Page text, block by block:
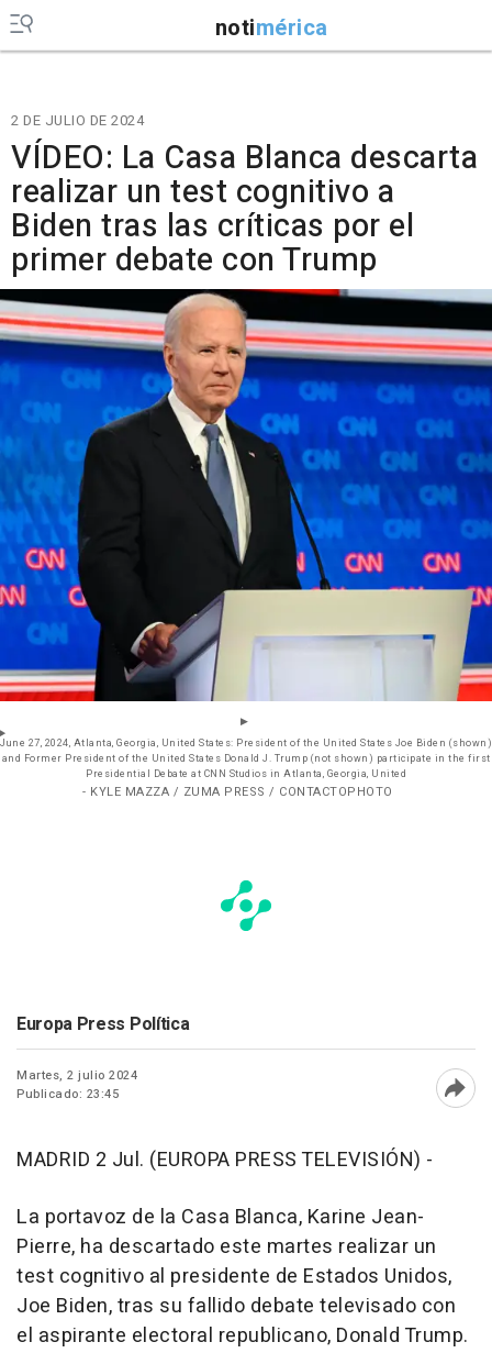
notimérica
2 DE JULIO DE 2024
VÍDEO: La Casa Blanca descarta
realizar un test cognitivo a
Biden tras las críticas por el
primer debate con Trump
June 27, 2024, Atlanta, Georgia, United States: President of the United States Joe Biden (shown)
and Former President of the United States Donald J. Trump (not shown) participate in the first
Presidential Debate at CNN Studios in Atlanta, Georgia, United
- KYLE MAZZA / ZUMA PRESS / CONTACTOPHOTO
Europa Press Política
Martes, 2 julio 2024
Publicado: 23:45
MADRID 2 Jul. (EUROPA PRESS TELEVISIÓN) -
La portavoz de la Casa Blanca, Karine Jean-
Pierre, ha descartado este martes realizar un
test cognitivo al presidente de Estados Unidos,
Joe Biden, tras su fallido debate televisado con
el aspirante electoral republicano, Donald Trump.